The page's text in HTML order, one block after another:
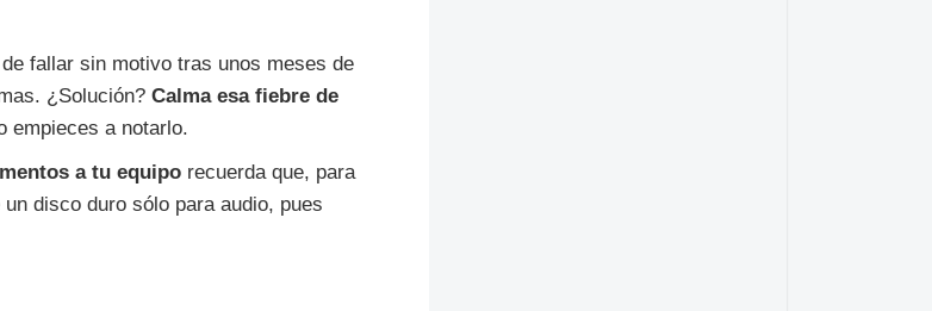
fallar sin motivo tras unos meses de
¿Solución? Calma esa fiebre de
empieces a notarlo.
a tu equipo recuerda que, para
disco duro sólo para audio, pues